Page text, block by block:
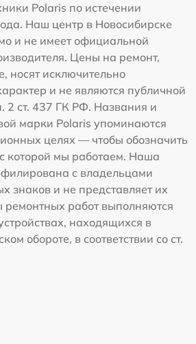
Polaris по истечении
Наш центр в Новосибирске
и не имеет официальной
Цены на ремонт,
носят исключительно
и не являются публичной
2 ст. 437 ГК РФ. Названия и
марки Polaris упоминаются
целях — чтобы обозначить
которой мы работаем. Наша
с владельцами
знаков и не представляет их
ремонтных работ выполняются
находящихся в
обороте, в соответствии со ст.